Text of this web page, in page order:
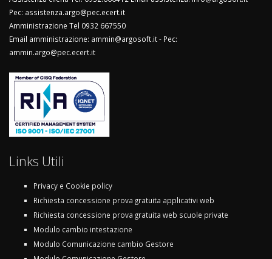
Pec: assistenza.argo@pec.ecert.it
Amministrazione Tel 0932 667550
Email amministrazione: ammin@argosoft.it - Pec:
ammin.argo@pec.ecert.it
Links Utili
Privacy e Cookie policy
Richiesta concessione prova gratuita applicativi web
Richiesta concessione prova gratuita web scuole private
Modulo cambio intestazione
Modulo Comunicazione cambio Gestore